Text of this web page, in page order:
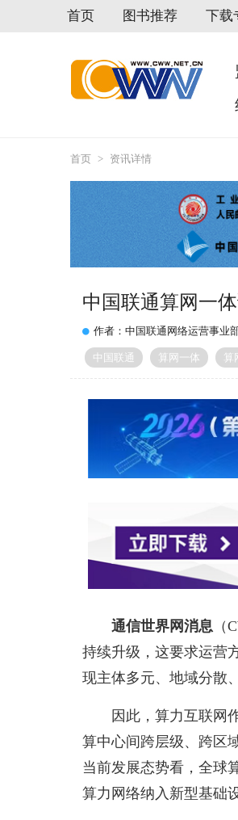
首页 图书推荐 下载
首页 > 资讯详情
中国联通算网一
作者：中国联通网络运营事业
中国联通 算网一体 算
通信世界网消息 （
持续升级，这要求运营
现主体多元、地域分散
因此，算力互联网
算中心间跨层级、跨区
当前发展态势看，全球
算力网络纳入新型基础